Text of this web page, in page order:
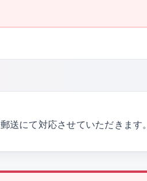
送にて対応させていただきます。